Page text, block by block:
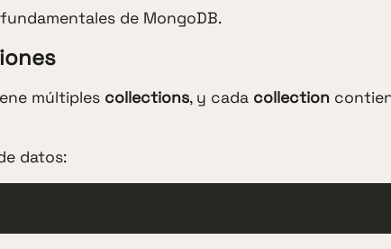
de MongoDB.
múltiples collections, y cada collection
datos: